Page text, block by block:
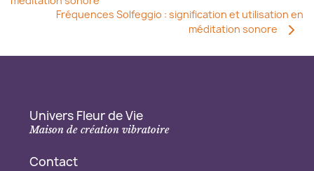
Fréquences Solfeggio : signification et utilisation en
méditation sonore
Univers Fleur de Vie
Maison de création vibratoire
Contact